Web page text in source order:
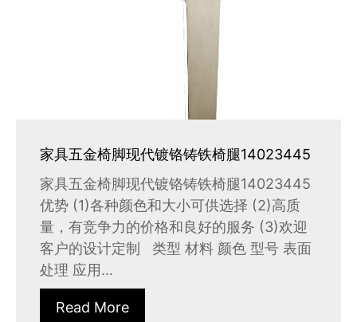
家具五金椅脚现代镀铬铸铁椅腿14023445
家具五金椅脚现代镀铬铸铁椅腿14023445
优势 (1)各种颜色和大小可供选择 (2)高质
量，有竞争力的价格和良好的服务 (3)欢迎
客户的设计定制 类型 材料 颜色 型号 表面
处理 应用...
Read More